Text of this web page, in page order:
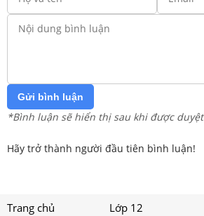
Gửi bình luận
*Bình luận sẽ hiển thị sau khi được duyệt
Hãy trở thành người đầu tiên bình luận!
Trang chủ Lớp 12